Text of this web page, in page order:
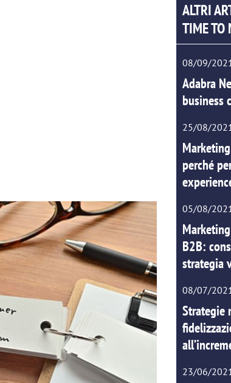
ALTRI
TIME TO
08/09/
Adabra
business
25/08/
perché
05/08/
B2B:
strategia
08/07/
Strategie
23/06/